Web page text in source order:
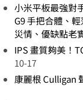
小米平板最強對
G9 手把合體、
災情、優缺點老
IPS 畫質夠美！
10-17
康麗根 Culligan